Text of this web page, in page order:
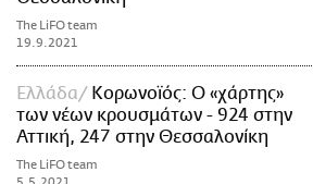
The LiFO team
19.9.2021
Ελλάδα
Κορωνοϊός: Ο «χάρτης»
των νέων κρουσμάτων - 924 στην
Αττική, 247 στην Θεσσαλονίκη
The LiFO team